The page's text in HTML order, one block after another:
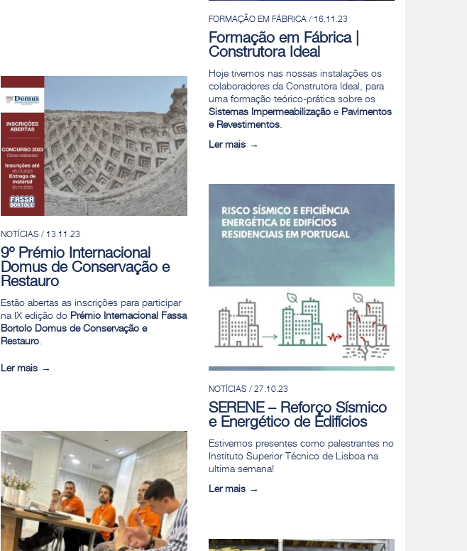
FORMAÇÃO EM FÁBRICA / 16.11.23
Formação em Fábrica |
Construtora Ideal
Hoje tivemos nas nossas instalações os
colaboradores da Construtora Ideal, para
uma formação teórico-prática sobre os
Sistemas Impermeabilizaçãoe Pavimentos
e Revestimentos.
Ler mais
NOTÍCIAS / 13.11.23
9º Prémio Internacional
Domus de Conservação e
Restauro
Estão abertas as inscrições para participar
na IX edição do Prémio Internacional Fassa
Bortolo Domus de Conservação e
Restauro.
Ler mais
NOTÍCIAS / 27.10.23
SERENE – Reforço Sísmico
e Energético de Edifícios
Estivemos presentes como palestrantes no
Instituto Superior Técnico de Lisboa na
ultima semana!
Ler mais